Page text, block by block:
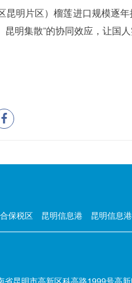
昆明片区）榴莲进口规模逐
明集散”的协同效应，让国
保税区 昆明信息港 昆明信息